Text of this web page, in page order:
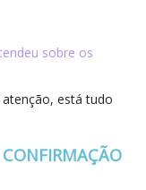
sobre os
atenção, está tudo